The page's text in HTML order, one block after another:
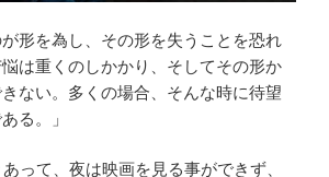
が形を為し、その形を失うことを恐れ
は重くのしかかり、そしてその形か
ない。多くの場合、そんな時に待望
る。」
って、夜は映画を見る事ができず、